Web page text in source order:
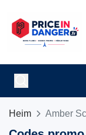
Heim Amber